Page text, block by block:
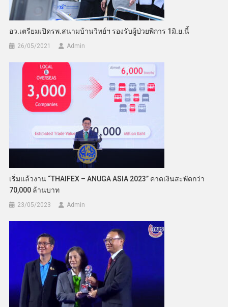
อว.เตรียมเปิดรพ.สนามบ้านวิทย์ฯ รองรับผู้ป่วยพิการ 1มิ.ย.นี้
26/05/2021 Admin
เริ่มแล้วงาน “THAIFEX – ANUGA ASIA 2023” คาดเงินสะพัดกว่า
70,000 ล้านบาท
23/05/2023 Admin